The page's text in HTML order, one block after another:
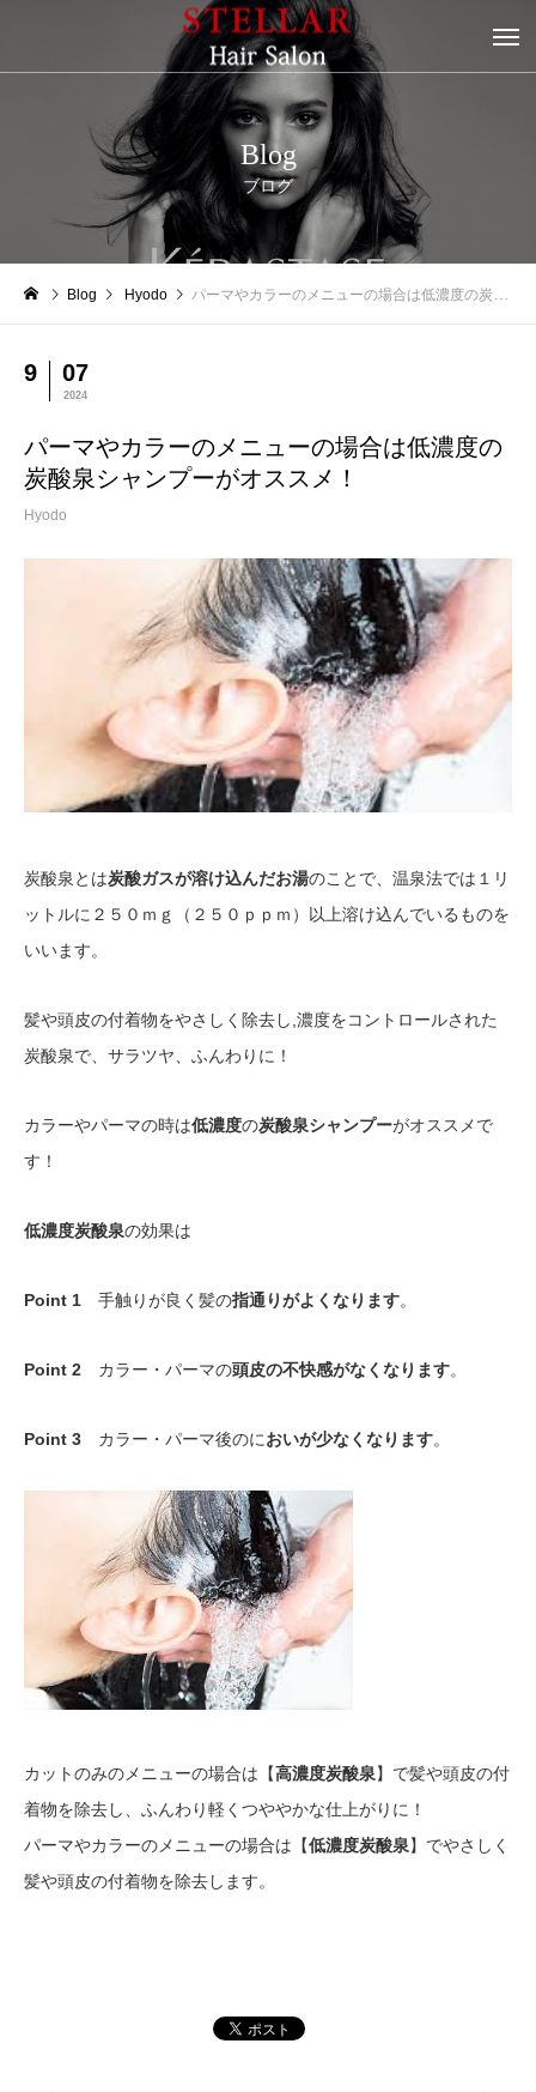
Blog
ブログ
Blog Hyodo パーマやカラーのメニューの場合は低濃度の炭酸泉シャンプーがオススメ！
9 07
2024
パーマやカラーのメニューの場合は低濃度の
炭酸泉シャンプーがオススメ！
Hyodo
炭酸泉とは炭酸ガスが溶け込んだお湯のことで、温泉法では１リ
ットルに２５０ｍｇ（２５０ｐｐｍ）以上溶け込んでいるものを
いいます。
髪や頭皮の付着物をやさしく除去し,濃度をコントロールされた
炭酸泉で、サラツヤ、ふんわりに！
カラーやパーマの時は低濃度の炭酸泉シャンプーがオススメで
す！
低濃度炭酸泉の効果は
Point 1 手触りが良く髪の指通りがよくなります。
Point 2 カラー・パーマの頭皮の不快感がなくなります。
Point 3 カラー・パーマ後のにおいが少なくなります。
カットのみのメニューの場合は【高濃度炭酸泉】で髪や頭皮の付
着物を除去し、ふんわり軽くつややかな仕上がりに！
パーマやカラーのメニューの場合は【低濃度炭酸泉】でやさしく
髪や頭皮の付着物を除去します。